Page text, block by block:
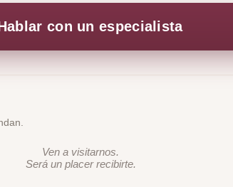
con un especialista
Ven a visitarnos.
Será un placer recibirte.